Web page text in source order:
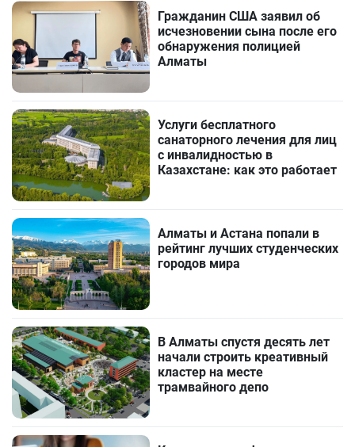
Гражданин США заявил об
исчезновении сына после его
обнаружения полицией
Алматы
Услуги бесплатного
санаторного лечения для лиц
с инвалидностью в
Казахстане: как это работает
Алматы и Астана попали в
рейтинг лучших студенческих
городов мира
В Алматы спустя десять лет
начали строить креативный
кластер на месте
трамвайного депо